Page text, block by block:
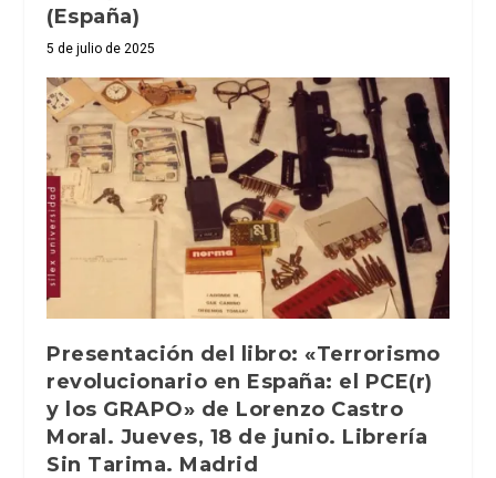
(España)
5 de julio de 2025
Presentación del libro: «Terrorismo
revolucionario en España: el PCE(r)
y los GRAPO» de Lorenzo Castro
Moral. Jueves, 18 de junio. Librería
Sin Tarima. Madrid